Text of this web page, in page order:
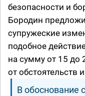
безопасности и
Бородин
супружеские
подобное
на сумму от 15 до
от обстоятельств
В обоснование